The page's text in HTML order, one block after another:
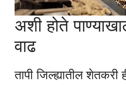
अशी होते
वाढ
तापी जिल्ह्यातील शेतकरी